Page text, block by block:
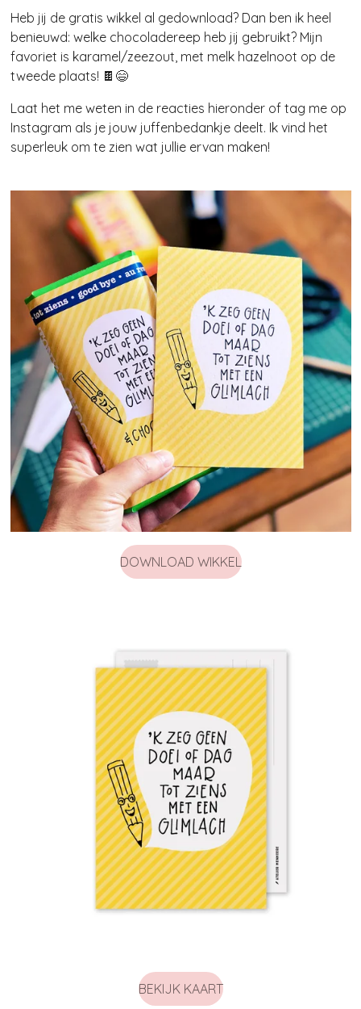
Heb jij de gratis wikkel al gedownload? Dan ben ik heel
benieuwd: welke chocoladereep heb jij gebruikt? Mijn
favoriet is karamel/zeezout, met melk hazelnoot op de
tweede plaats! 🍫😄
Laat het me weten in de reacties hieronder of tag me op
Instagram als je jouw juffenbedankje deelt. Ik vind het
superleuk om te zien wat jullie ervan maken!
DOWNLOAD WIKKEL
BEKIJK KAART